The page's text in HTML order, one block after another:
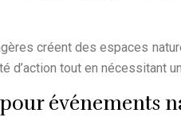
créent des espaces
tout en nécessitant
événements